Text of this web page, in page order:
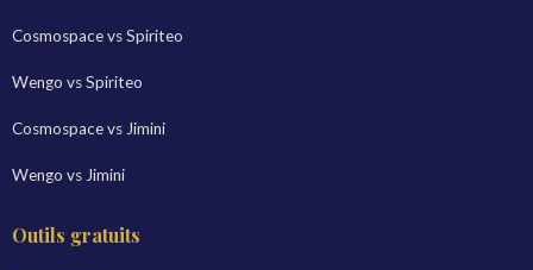
Cosmospace vs Spiriteo
Wengo vs Spiriteo
Cosmospace vs Jimini
Wengo vs Jimini
Outils gratuits